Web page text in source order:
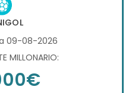
09-08-2026
MILLONARIO: